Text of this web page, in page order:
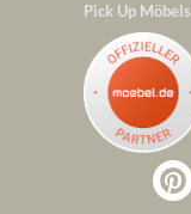
Pick Up